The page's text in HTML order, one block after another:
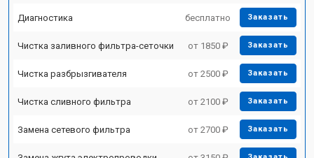
Диагностика бесплатно Заказать
Чистка заливного фильтра-сеточки от 1850 ₽ Заказать
Чистка разбрызгивателя от 2500 ₽ Заказать
Чистка сливного фильтра от 2100 ₽ Заказать
Замена сетевого фильтра от 2700 ₽ Заказать